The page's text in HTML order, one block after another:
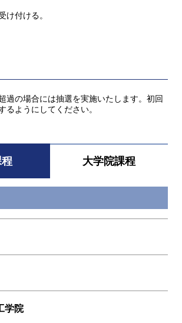
け付ける。
過の場合には抽選を実施いたします。初回
るようにしてください。
大学院課程
械系
学院